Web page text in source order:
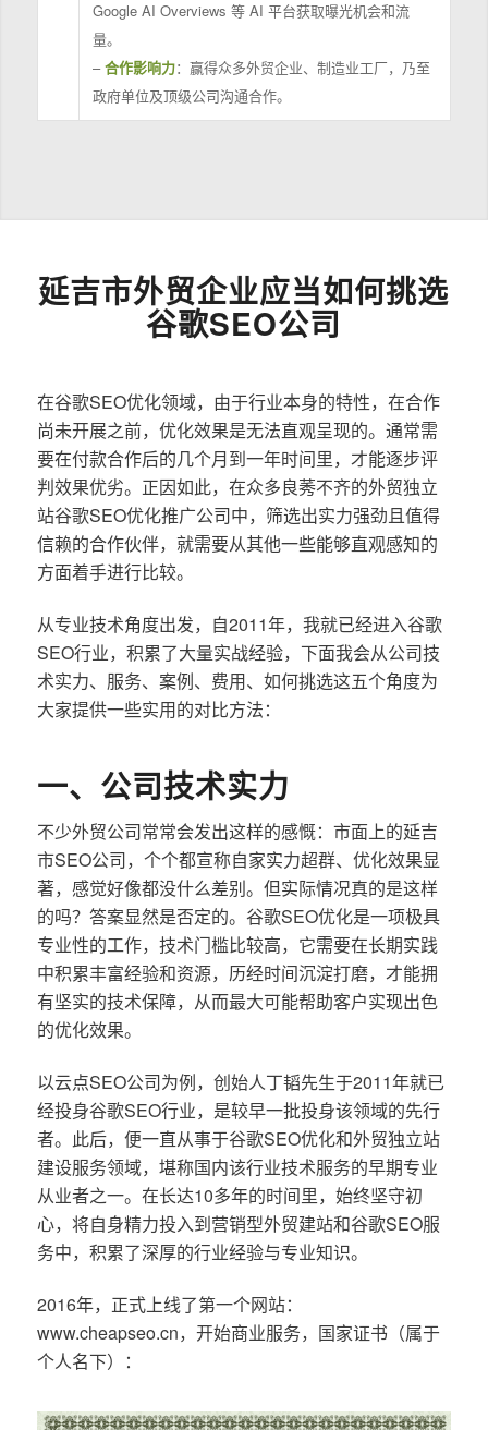
Google AI Overviews 等 AI 平台获取曝光机会和流
量。
–合作影响力：赢得众多外贸企业、制造业工厂，乃至
政府单位及顶级公司沟通合作。
延吉市外贸企业应当如何挑选
谷歌SEO公司
在谷歌SEO优化领域，由于行业本身的特性，在合作
尚未开展之前，优化效果是无法直观呈现的。通常需
要在付款合作后的几个月到一年时间里，才能逐步评
判效果优劣。正因如此，在众多良莠不齐的外贸独立
站谷歌SEO优化推广公司中，筛选出实力强劲且值得
信赖的合作伙伴，就需要从其他一些能够直观感知的
方面着手进行比较。
从专业技术角度出发，自2011年，我就已经进入谷歌
SEO行业，积累了大量实战经验，下面我会从公司技
术实力、服务、案例、费用、如何挑选这五个角度为
大家提供一些实用的对比方法：
一、公司技术实力
不少外贸公司常常会发出这样的感慨：市面上的延吉
市SEO公司，个个都宣称自家实力超群、优化效果显
著，感觉好像都没什么差别。但实际情况真的是这样
的吗？答案显然是否定的。谷歌SEO优化是一项极具
专业性的工作，技术门槛比较高，它需要在长期实践
中积累丰富经验和资源，历经时间沉淀打磨，才能拥
有坚实的技术保障，从而最大可能帮助客户实现出色
的优化效果。
以云点SEO公司为例，创始人丁韬先生于2011年就已
经投身谷歌SEO行业，是较早一批投身该领域的先行
者。此后，便一直从事于谷歌SEO优化和外贸独立站
建设服务领域，堪称国内该行业技术服务的早期专业
从业者之一。在长达10多年的时间里，始终坚守初
心，将自身精力投入到营销型外贸建站和谷歌SEO服
务中，积累了深厚的行业经验与专业知识。
2016年，正式上线了第一个网站：
www.cheapseo.cn，开始商业服务，国家证书（属于
个人名下）：